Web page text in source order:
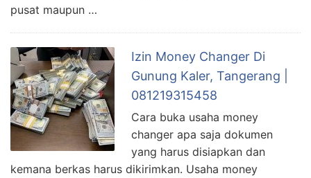
pusat maupun …
Izin Money Changer Di
Gunung Kaler, Tangerang |
081219315458
Cara buka usaha money
changer apa saja dokumen
yang harus disiapkan dan
kemana berkas harus dikirimkan. Usaha money